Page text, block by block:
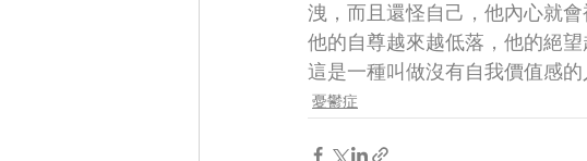
洩，而且還怪自己，他內心就會
他的自尊越來越低落，他的絕望
這是一種叫做沒有自我價值感的
憂鬱症